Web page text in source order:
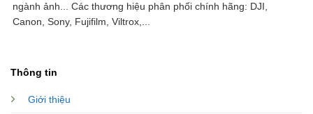
ngành ảnh... Các thương hiệu phân phối chính hãng: DJI,
Canon, Sony, Fujifilm, Viltrox,...
Thông tin
Giới thiệu